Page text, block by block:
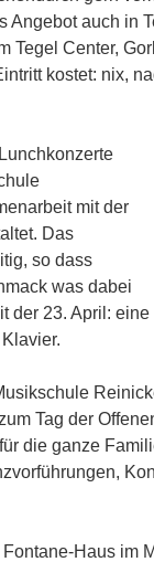
Angebot auch in
Tegel Center,
kostet: nix,
mit der
Das
so dass
was dabei
der 23. April:
Tag der
die ganze
Haus im